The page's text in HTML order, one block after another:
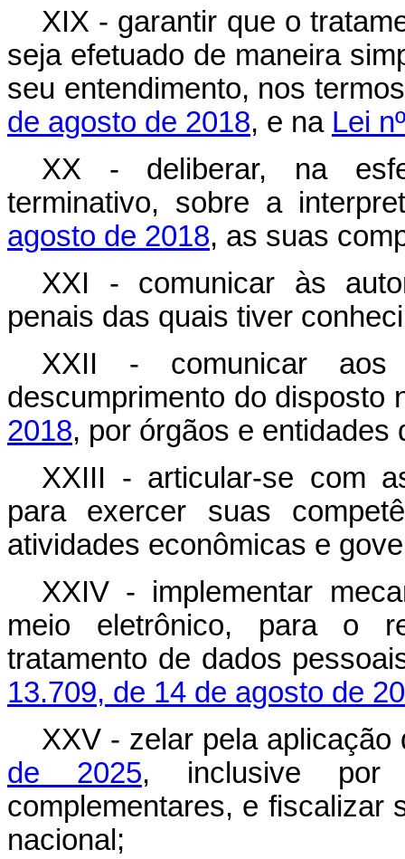
XIX - garantir que o
seja efetuado de maneira
seu entendimento, nos
de agosto de 2018, e na Lei
XX - deliberar, na
terminativo, sobre a
agosto de 2018, as suas
XXI - comunicar às
penais das quais tiver
XXII - comunicar
descumprimento do disposto
2018, por órgãos e entidades
XXIII - articular-se com
para exercer suas
atividades econômicas e
XXIV - implementar
meio eletrônico, para o
tratamento de dados
13.709, de 14 de agosto de
XXV - zelar pela
de 2025, inclusive por
complementares, e fiscalizar
nacional;